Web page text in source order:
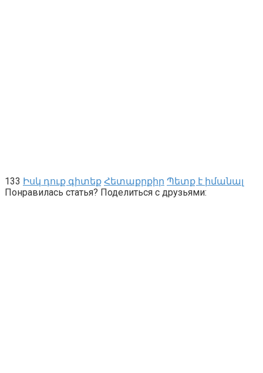
133 Իսկ դուք գիտեք Հետաքրքիր Պետք է իմանալ
Понравилась статья? Поделиться с друзьями: